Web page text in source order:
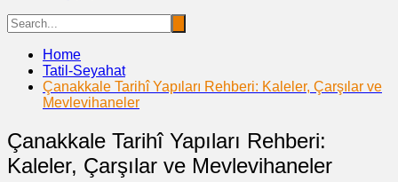
Home
Tatil-Seyahat
Çanakkale Tarihî Yapıları Rehberi: Kaleler, Çarşılar ve
Mevlevihaneler
Çanakkale Tarihî Yapıları Rehberi:
Kaleler, Çarşılar ve Mevlevihaneler